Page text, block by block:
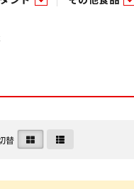
ゼリー 豆菓子 珍味
ザート
ール飲料 その他飲料水
食品
傘・袋物 履き物 家
の他（業務用）
タジマヤ オリジナル商品
食品 業務用 チルド
食品 業務用 チルド
替